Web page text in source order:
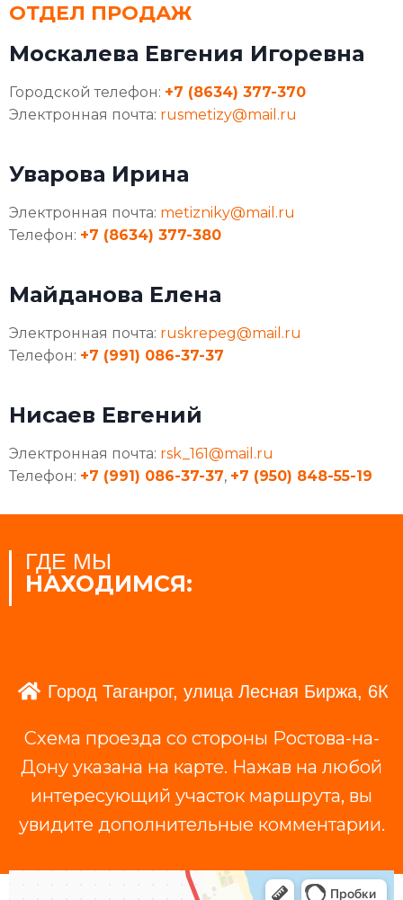
ОТДЕЛ ПРОДАЖ
Москалева Евгения Игоревна
Городской телефон: +7 (8634) 377-370
Электронная почта: rusmetizy@mail.ru
Уварова Ирина
Электронная почта: metizniky@mail.ru
Телефон: +7 (8634) 377-380
Майданова Елена
Электронная почта: ruskrepeg@mail.ru
Телефон: +7 (991) 086-37-37
Нисаев Евгений
Электронная почта: rsk_161@mail.ru
Телефон: +7 (991) 086-37-37, +7 (950) 848-55-19
ГДЕ МЫ
НАХОДИМСЯ:
Город Таганрог, улица Лесная Биржа, 6К
Схема проезда со стороны Ростова-на-
Дону указана на карте. Нажав на любой
интересующий участок маршрута, вы
увидите дополнительные комментарии.
Яндекс Карты — транспорт, навигация, поиск мест